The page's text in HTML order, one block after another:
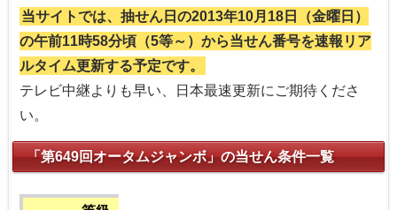
当サイトでは、抽せん日の2013年10月18日（金曜日）
の午前11時58分頃（5等～）から当せん番号を速報リア
ルタイム更新する予定です。
テレビ中継よりも早い、日本最速更新にご期待くださ
い。
「第649回オータムジャンボ」の当せん条件一覧